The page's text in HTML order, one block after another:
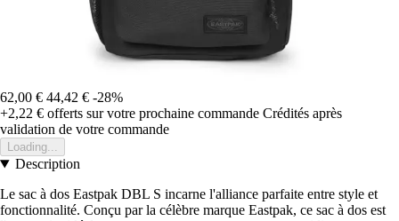
62,00 € 44,42 € -28%
+2,22 € offerts sur votre prochaine commande Crédités après
validation de votre commande
Loading...
Description
Le sac à dos Eastpak DBL S incarne l'alliance parfaite entre style et
fonctionnalité. Conçu par la célèbre marque Eastpak, ce sac à dos est